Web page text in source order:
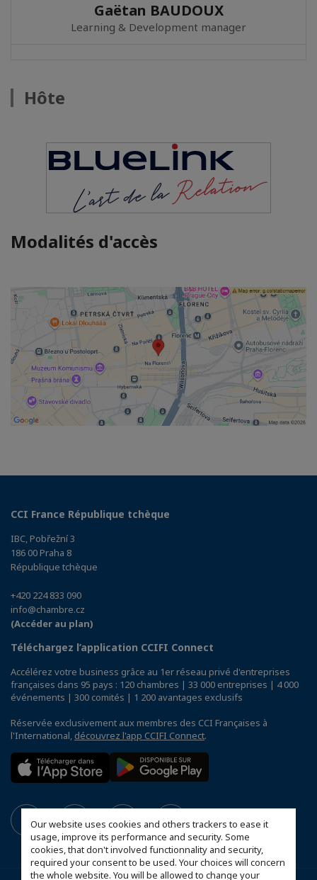
Our website uses cookies and others trackers to ease it
usage, improve its performance and security. Some
cookies, that don't involved functionnality and security,
required your consent to be used. Your choices will concern
the whole website. You will be allowed to change your
Gaëtan BAUDOUX
Learning & Development manager
Hôte
Modalités d'accès
CCI France République tchèque
IBC, Pobřežní 3
186 00 Praha 8
République tchèque
+420 224 833 090
info@chambre.cz
(Accéder au plan)
Téléchargez l’application CCIFI Connect
Accélérez votre business grâce au 1er réseau privé d'entreprises
françaises dans 95 pays : 120 chambres | 33 000 entreprises | 4 000
événements | 300 comités | 1 200 avantages exclusifs
Réservée exclusivement aux membres des CCI Françaises à
l'International, découvrez l'app CCIFI Connect.